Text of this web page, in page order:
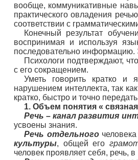
вообще, коммуникативные
практического овладения
соответствии с
Конечный результат
воспринимая и используя
последовательно
Психологи подтверждают,
с его сокращением.
Уметь говорить кратко и
нарушением интеллекта, так
кратко, быстро и точно
1. Объем понятия «
Речь – канал развития
усвоены знания.
Речь отдельного
культуры, общей его
человек проявляет себя, речь,